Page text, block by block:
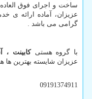
ساخت و اجرای فوق
عزیزان، آماده ارائه ی
گرامی می باشد .
با گروه هستیکابینت ،
عزیزان شایسته بهترین ها
09191374911